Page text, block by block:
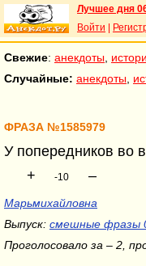
Лучшее дня
Войти
Свежие: анекдоты
Случайные: анекдоты
ФРАЗА №1585979
У попередников во
+
-10 –
Марьмихайловна
Выпуск: смешные фразы
Проголосовало за – 2,